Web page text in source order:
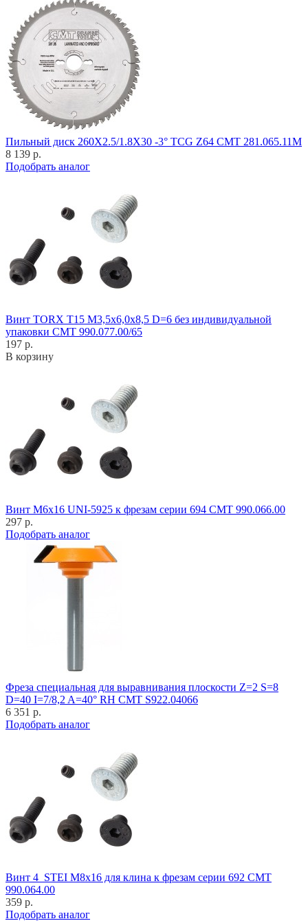
Пильный диск 260X2.5/1.8X30 -3° TCG Z64 CMT 281.065.11M
8 139 р.
Подобрать аналог
Винт TORX T15 M3,5x6,0x8,5 D=6 без индивидуальной
упаковки CMT 990.077.00/65
197 р.
В корзину
Винт M6x16 UNI-5925 к фрезам серии 694 CMT 990.066.00
297 р.
Подобрать аналог
Фреза специальная для выравнивания плоскости Z=2 S=8
D=40 I=7/8,2 A=40° RH CMT S922.04066
6 351 р.
Подобрать аналог
Винт 4_STEI M8x16 для клина к фрезам серии 692 CMT
990.064.00
359 р.
Подобрать аналог